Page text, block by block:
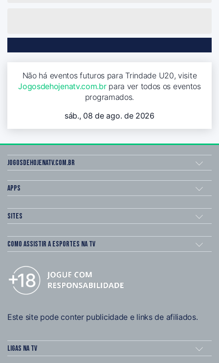
Não há eventos futuros para Trindade U20, visite
Jogosdehojenatv.com.brpara ver todos os eventos
programados.
sáb., 08 de ago. de 2026
Jogosdehojenatv.com.br
Apps
Sites
Como assistir a esportes na TV
Este site pode conter publicidade e links de afiliados.
Ligas na TV